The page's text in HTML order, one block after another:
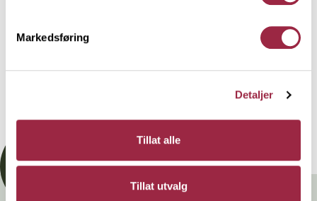
Markedsføring
Detaljer
Tillat alle
Tillat utvalg